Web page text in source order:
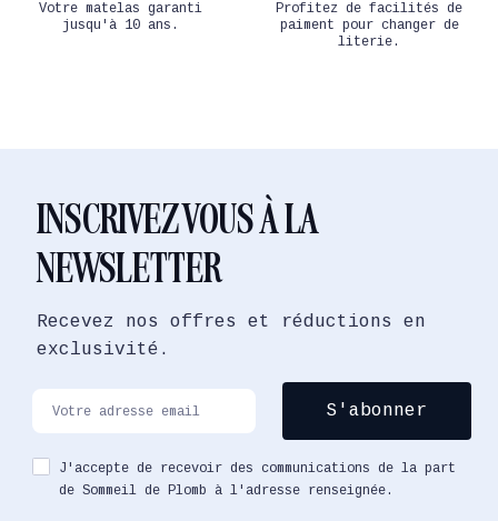
Votre matelas garanti
jusqu'à 10 ans.
Profitez de facilités de
paiment pour changer de
literie.
INSCRIVEZ VOUS À LA
NEWSLETTER
Recevez nos offres et réductions en
exclusivité.
J'accepte de recevoir des communications de la part
de Sommeil de Plomb à l'adresse renseignée.